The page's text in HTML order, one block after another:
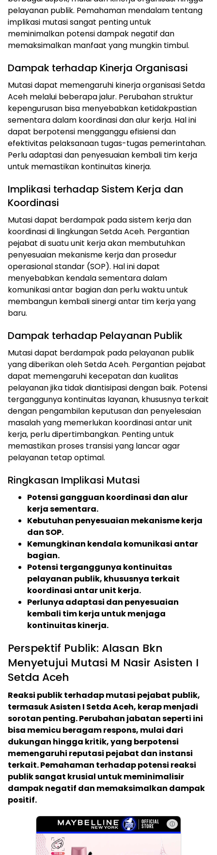
pelayanan publik. Pemahaman mendalam tentang
implikasi mutasi sangat penting untuk
meminimalkan potensi dampak negatif dan
memaksimalkan manfaat yang mungkin timbul.
Dampak terhadap Kinerja Organisasi
Mutasi dapat memengaruhi kinerja organisasi Setda
Aceh melalui beberapa jalur. Perubahan struktur
kepengurusan bisa menyebabkan ketidakpastian
sementara dalam koordinasi dan alur kerja. Hal ini
dapat berpotensi mengganggu efisiensi dan
efektivitas pelaksanaan tugas-tugas pemerintahan.
Perlu adaptasi dan penyesuaian kembali tim kerja
untuk memastikan kontinuitas kinerja.
Implikasi terhadap Sistem Kerja dan
Koordinasi
Mutasi dapat berdampak pada sistem kerja dan
koordinasi di lingkungan Setda Aceh. Pergantian
pejabat di suatu unit kerja akan membutuhkan
penyesuaian mekanisme kerja dan prosedur
operasional standar (SOP). Hal ini dapat
menyebabkan kendala sementara dalam
komunikasi antar bagian dan perlu waktu untuk
membangun kembali sinergi antar tim kerja yang
baru.
Dampak terhadap Pelayanan Publik
Mutasi dapat berdampak pada pelayanan publik
yang diberikan oleh Setda Aceh. Pergantian pejabat
dapat memengaruhi kecepatan dan kualitas
pelayanan jika tidak diantisipasi dengan baik. Potensi
terganggunya kontinuitas layanan, khususnya terkait
dengan pengambilan keputusan dan penyelesaian
masalah yang memerlukan koordinasi antar unit
kerja, perlu dipertimbangkan. Penting untuk
memastikan proses transisi yang lancar agar
pelayanan tetap optimal.
Ringkasan Implikasi Mutasi
Potensi gangguan koordinasi dan alur
kerja sementara.
Kebutuhan penyesuaian mekanisme kerja
dan SOP.
Kemungkinan kendala komunikasi antar
bagian.
Potensi terganggunya kontinuitas
pelayanan publik, khususnya terkait
koordinasi antar unit kerja.
Perlunya adaptasi dan penyesuaian
kembali tim kerja untuk menjaga
kontinuitas kinerja.
Perspektif Publik: Alasan Bkn
Menyetujui Mutasi M Nasir Asisten I
Setda Aceh
Reaksi publik terhadap mutasi pejabat publik,
termasuk Asisten I Setda Aceh, kerap menjadi
sorotan penting. Perubahan jabatan seperti ini
bisa memicu beragam respons, mulai dari
dukungan hingga kritik, yang berpotensi
memengaruhi reputasi pejabat dan instansi
terkait. Pemahaman terhadap potensi reaksi
publik sangat krusial untuk meminimalisir
dampak negatif dan memaksimalkan dampak
positif.
ⓘ